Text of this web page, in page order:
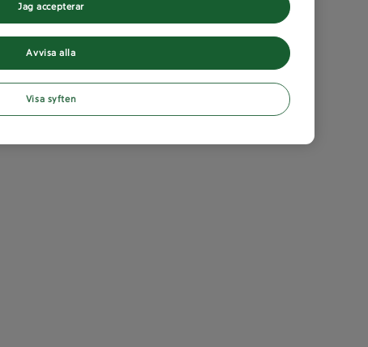
Avvisa alla
Jag accepterar
Visa syften